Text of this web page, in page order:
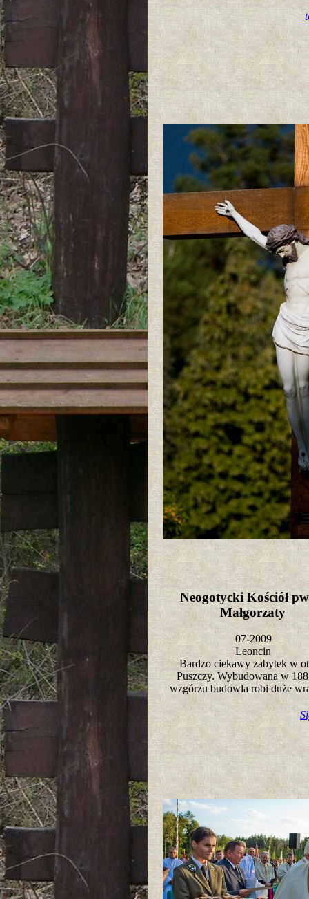
Neogotycki Kościół
Małgorzaty
07-2009
Leoncin
Bardzo ciekawy zabytek w
Puszczy. Wybudowana w
wzgórzu budowla robi duże